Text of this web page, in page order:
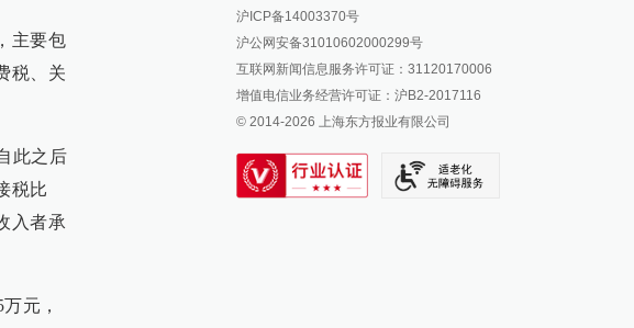
主要包
税、关
此之后
税比
入者承
元，
澎湃新闻公众号
澎湃新闻抖音号
派生万物开放平台
IP SHANGHAI
SIXTH TONE
报料邮箱: news@thepaper.cn
沪ICP备14003370号
沪公网安备31010602000299号
互联网新闻信息服务许可证：31120170006
增值电信业务经营许可证：沪B2-2017116
© 2014-2026 上海东方报业有限公司